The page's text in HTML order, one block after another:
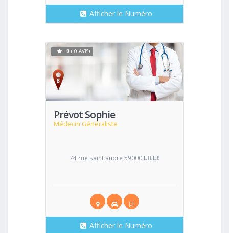
Afficher le Numéro
Prévot Sophie
Médecin Généraliste
Voir
0 ( 0 AVIS)
74 rue saint andre 59000 LILLE
Afficher le Numéro